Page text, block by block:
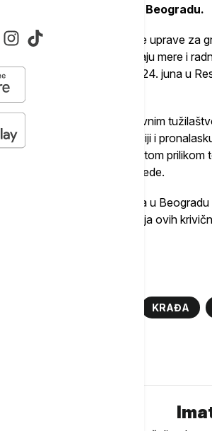
javnom tužilaštvu u Beogradu.
službenici Policijske uprave za
u Beogradu, preduzimaju mere i
i pronalaska lica koje je 24. juna u
sa Trećim osnovnim javnim
okolnosti, kao i identifikaciji i
advokata nanevši mu tom
nanevši joj lake telesne povrede.
unutrašnjih poslova u
i radnje u cilju rasvetljavanja ovih
KRAĐA